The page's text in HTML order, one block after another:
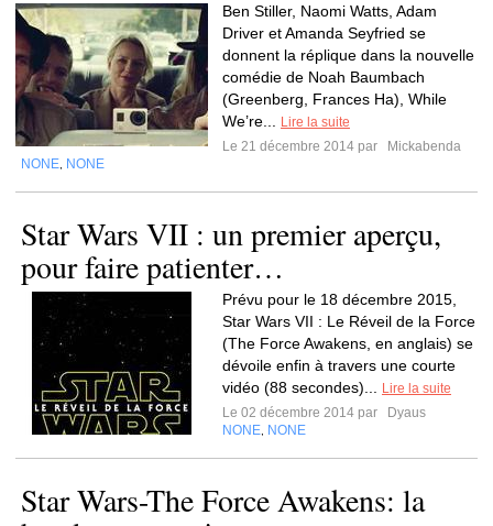
Ben Stiller, Naomi Watts, Adam
Driver et Amanda Seyfried se
donnent la réplique dans la nouvelle
comédie de Noah Baumbach
(Greenberg, Frances Ha), While
We’re...
Lire la suite
Le 21 décembre 2014 par
Mickabenda
NONE NONE
Star Wars VII : un premier aperçu,
pour faire patienter…
Prévu pour le 18 décembre 2015,
Star Wars VII : Le Réveil de la Force
(The Force Awakens, en anglais) se
dévoile enfin à travers une courte
vidéo (88 secondes)...
Lire la suite
Le 02 décembre 2014 par
Dyaus
NONE NONE
Star Wars-The Force Awakens: la